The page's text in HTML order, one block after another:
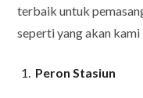
terbaik untuk
seperti yang akan kami
Peron Stasiun